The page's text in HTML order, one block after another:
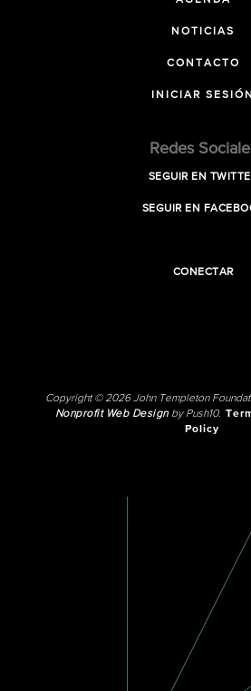
NOTICIAS
CONTACTO
INICIAR SESIÓN
Redes
SEGUIR EN
SEGUIR EN
CONECTAR
Copyright © 2026 John Templeton
Nonprofit Web Designby Push10.
Policy